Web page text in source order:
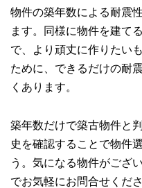
物件の築年数による耐震
ます。同様に物件を建て
で、より頑丈に作りたい
ために、できるだけの耐
くあります。
築年数だけで築古物件と
史を確認することで物件
う。気になる物件がござ
でお気軽にお問合せくださ